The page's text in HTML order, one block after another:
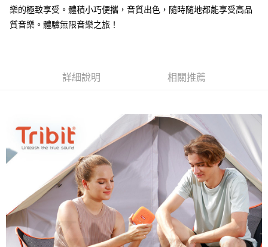
樂的極致享受。體積小巧便攜，音質出色，隨時隨地都能享受高品
質音樂。體驗無限音樂之旅！
詳細說明 相關推薦